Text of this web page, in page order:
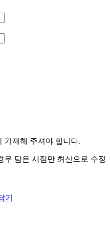
기재해 주셔야 합니다.
우 담은 시점만 최신으로 수정
기